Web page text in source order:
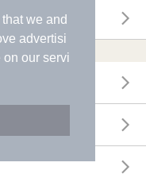
we and
advertisi
our servi
ポン一覧